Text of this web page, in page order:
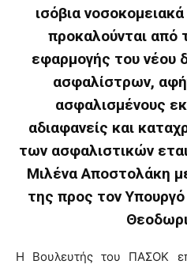
ισόβια
προκαλούνται από
εφαρμογής του νέου
ασφαλίστρων,
ασφαλισμένους
αδιαφανείς και
των ασφαλιστικών
Μιλένα Αποστολάκη
της προς τον
Η Βουλευτής του ΠΑΣΟΚ